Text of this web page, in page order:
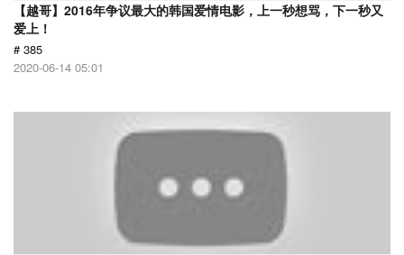
【越哥】2016年争议最大的韩国爱情电影，上一秒想骂，下一秒又
爱上！
# 385
2020-06-14 05:01